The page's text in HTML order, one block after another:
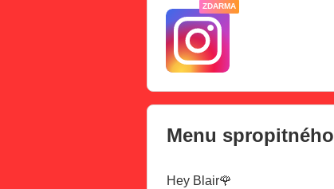
ZDARMA
Menu spropitného
Hey Blair🌹